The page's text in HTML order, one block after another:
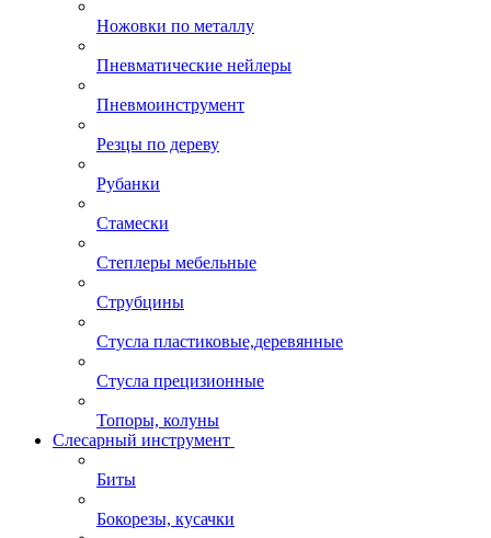
Ножовки по металлу
Пневматические нейлеры
Пневмоинструмент
Резцы по дереву
Рубанки
Стамески
Степлеры мебельные
Струбцины
Стусла пластиковые,деревянные
Стусла прецизионные
Топоры, колуны
Слесарный инструмент
Биты
Бокорезы, кусачки